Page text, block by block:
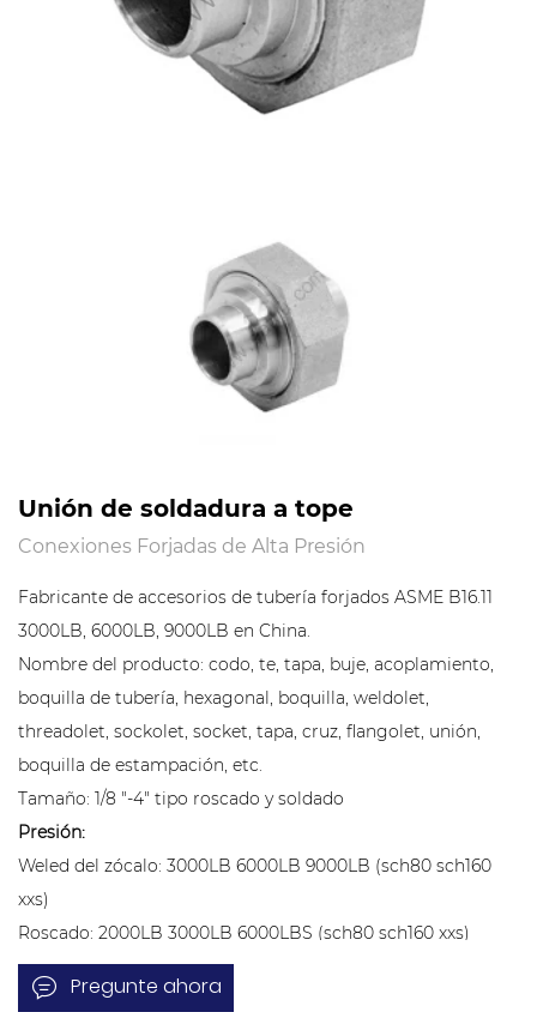
Unión de soldadura a tope
Conexiones Forjadas de Alta Presión
Fabricante de accesorios de tubería forjados ASME B16.11
3000LB, 6000LB, 9000LB en China.
Nombre del producto: codo, te, tapa, buje, acoplamiento,
boquilla de tubería, hexagonal, boquilla, weldolet,
threadolet, sockolet, socket, tapa, cruz, flangolet, unión,
boquilla de estampación, etc.
Tamaño: 1/8 "-4" tipo roscado y soldado
Presión:
Weled del zócalo: 3000LB 6000LB 9000LB (sch80 sch160
xxs)
Roscado: 2000LB 3000LB 6000LBS (sch80 sch160 xxs)
Conexión: Rosca (NPT, BSP, RP, G), Soldadura por enchufe
Tipo: Codo, T, niple, acoplamiento completo, medio
Pregunte ahora